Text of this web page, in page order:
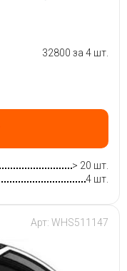
32800 за 4 шт.
> 20 шт.
4 шт.
Арт: WHS511147